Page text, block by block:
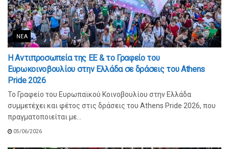
ΝΈΑ
Η Αντιπροσωπεία της ΕΕ & το Γραφείο του
Ευρωκοινοβουλίου στην Ελλάδα σε δράσεις του Athens
Pride 2026
Το Γραφείο του Ευρωπαϊκού Κοινοβουλίου στην Ελλάδα
συμμετέχει και φέτος στις δράσεις του Athens Pride 2026, που
πραγματοποιείται με...
05/06/2026